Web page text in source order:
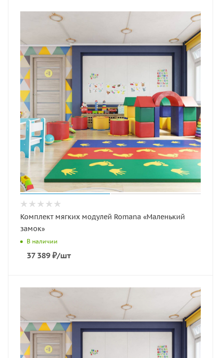
Комплект мягких модулей Romana «Маленький
замок»
В наличии
37 389 ₽/шт